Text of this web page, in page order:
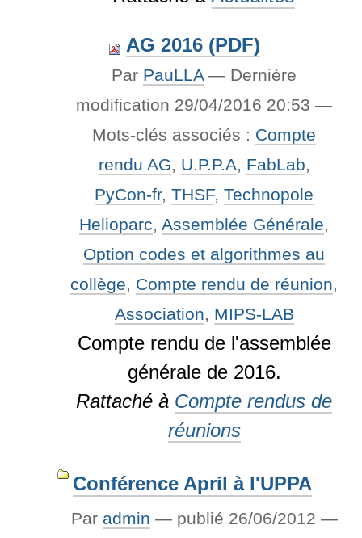
AG 2016 (PDF)
Par PauLLA — Dernière
modification 29/04/2016 20:53—
Mots-clés associés : Compte
rendu AG, U.P.P.A, FabLab,
PyCon-fr,THSF,Technopole
Helioparc,Assemblée Générale,
Option codes et algorithmes au
collège, Compte rendu de réunion,
Association, MIPS-LAB
Compte rendu de l'assemblée
générale de 2016.
Rattaché à Compte rendus de
réunions
Conférence April à l'UPPA
Par admin — publié 26/06/2012 —